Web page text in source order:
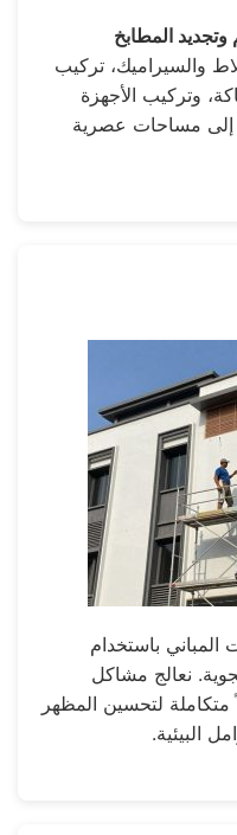
وتجديد المطابخ
والسيراميك، تركيب
وتركيب الأجهزة
إلى مساحات عصرية
باستخدام
نعالج مشاكل
لتحسين المظهر
البيئية.